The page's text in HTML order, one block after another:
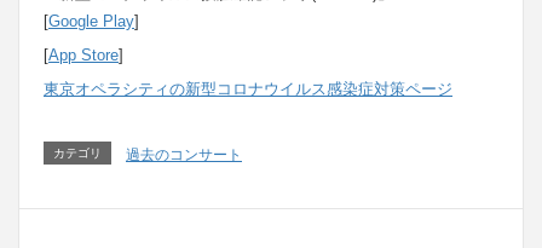
[Google Play]
[App Store]
東京オペラシティの新型コロナウイルス感染症対策ページ
カテゴリ 過去のコンサート